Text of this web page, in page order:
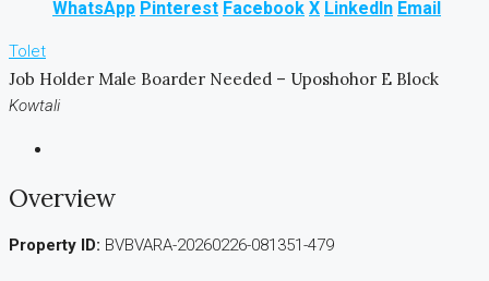
WhatsApp Pinterest Facebook X LinkedIn Email
Tolet
Job Holder Male Boarder Needed – Uposhohor E Block
Kowtali
Overview
Property ID: BVBVARA-20260226-081351-479